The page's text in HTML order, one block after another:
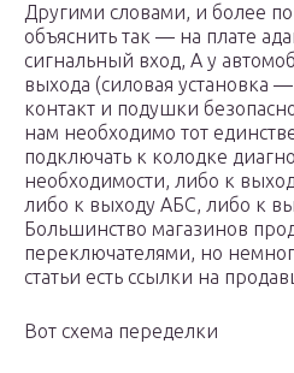
Другими словами, и более
объяснить так — на плате
сигнальный вход, А у
выхода (силовая установка
контакт и подушки
нам необходимо тот
подключать к колодке
необходимости, либо к
либо к выходу АБС, либо к
Большинство магазинов
переключателями, но
статьи есть ссылки на
Вот схема переделки